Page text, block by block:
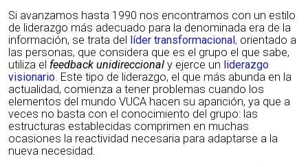
Si avanzamos hasta 1990 nos encontramos con un estilo
de liderazgo más adecuado para la denominada era de la
información, se trata del líder transformacional, orientado a
las personas, que considera que es el grupo el que sabe,
utiliza el feedback unidireccional y ejerce un liderazgo
visionario. Este tipo de liderazgo, el que más abunda en la
actualidad, comienza a tener problemas cuando los
elementos del mundo VUCA hacen su aparición, ya que a
veces no basta con el conocimiento del grupo: las
estructuras establecidas comprimen en muchas
ocasiones la reactividad necesaria para adaptarse a la
nueva necesidad.